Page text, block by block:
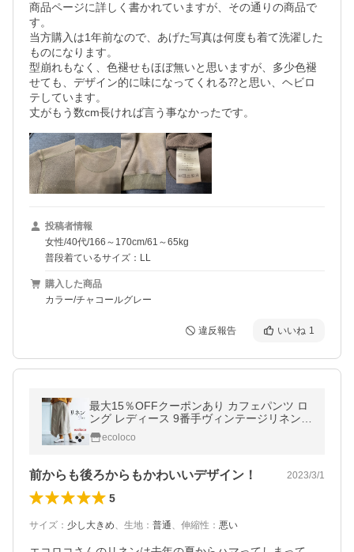
商品ページに詳しく書かれていますが、その通りの商品で
す。
当方購入は1年前なので、あげた写真は何度も着て洗濯した
ものになります。
型崩れもなく、色褪せもほぼ無いと思いますが、多少色褪
せても、デザイン的に味になってくれる⁇と思い、ヘビロ
テしています。
丈がもう数cm長ければ言う事なかったです。
投稿者情報
女性/40代/166～170cm/61～65kg
普段着ているサイズ：LL
購入した商品
カラー/チャコールグレー
違反報告 いいね 1
最大15％OFFクーポンあり カフェパンツ ロ
ング レディース 9番手ヴィンテージリネン
麻100％大きいサイズ 26SS0130R,
ecoloco
前からも後ろからもかわいいデザイン！ 2023/3/1
5
サイズ ： 少し大きめ、 生地 ： 普通、 伸縮性 ： 悪い